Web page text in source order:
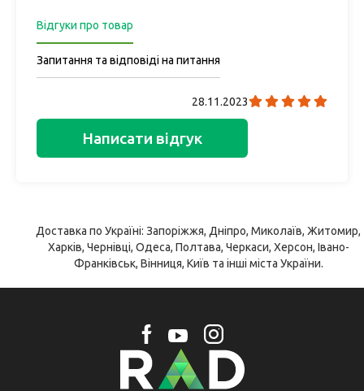
Відгуки про товар
Запитання та відповіді на питання
28.11.2023
Написати відгук
Доставка по Україні: Запоріжжя, Дніпро, Миколаїв, Житомир,
Харків, Чернівці, Одеса, Полтава, Черкаси, Херсон, Івано-
Франківськ, Вінниця, Київ та інші міста України.